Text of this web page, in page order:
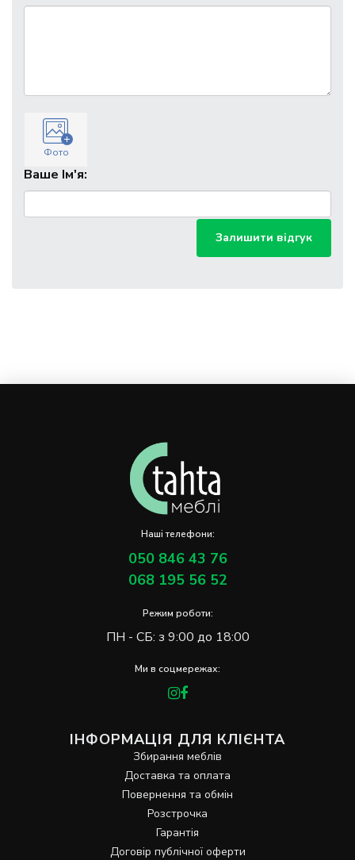
Фото
Ваше Ім'я:
Залишити відгук
Наші телефони:
050 846 43 76
068 195 56 52
Режим роботи:
ПН - СБ: з 9:00 до 18:00
Ми в соцмережах:
ІНФОРМАЦІЯ ДЛЯ КЛІЄНТА
Збирання меблів
Доставка та оплата
Повернення та обмін
Розстрочка
Гарантія
Договір публічної оферти